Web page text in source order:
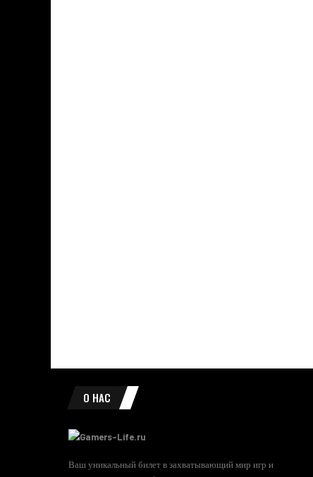
О НАС
Ваш уникальный билет в захватывающий мир игр и